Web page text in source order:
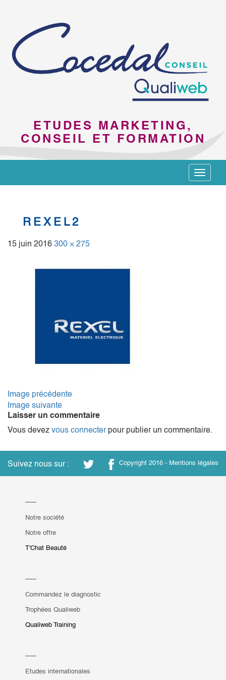
ETUDES MARKETING,
CONSEIL ET FORMATION
Toggle
REXEL2
15 juin 2016 300 × 275
Image précédente
Image suivante
Laisser un commentaire
Vous devez vous connecterpour publier un commentaire.
Suivez nous sur : Copyright 2016 - Mentions légales
Notre société
Notre offre
T'Chat Beauté
Commandez le diagnostic
Trophées Qualiweb
Qualiweb Training
Etudes internationales